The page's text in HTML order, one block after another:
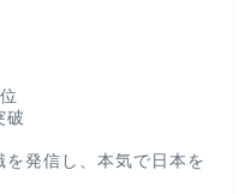
破
を発信し、本気で日本を